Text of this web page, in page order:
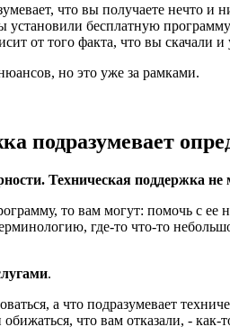
что вы получаете нечто и
бесплатную
от того факта, что вы скачали и
но это уже за рамками.
подразумевает
Техническая поддержка
то вам могут: помочь с ее
где-то что-то
.
а что подразумевает
что вам отказали, - как-